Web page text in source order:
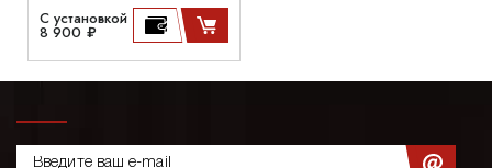
С установкой
8 900 ₽